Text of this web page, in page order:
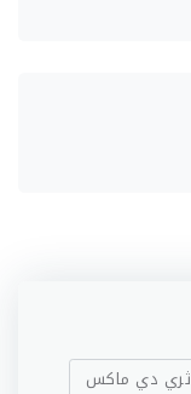
ثري دي ماكس